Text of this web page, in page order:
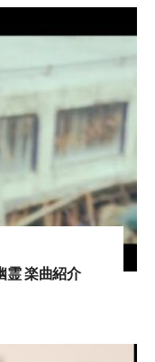
霊 楽曲紹介